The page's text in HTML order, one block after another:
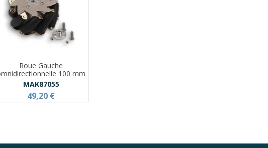
Roue Gauche
100 mm
MAK87055
49,20 €